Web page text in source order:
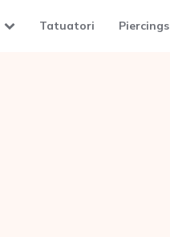
Tatuatori Piercings